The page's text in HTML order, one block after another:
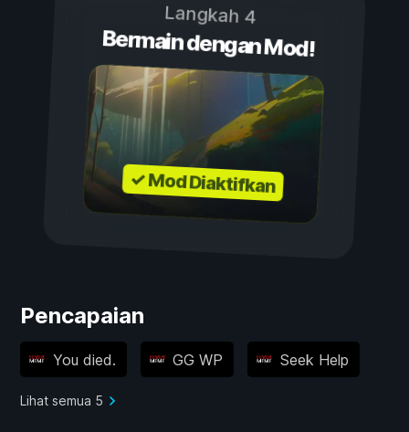
Langkah 4
Bermain dengan Mod!
✓ Mod Diaktifkan
Pencapaian
You died. GG WP Seek Help
Lihat semua 5